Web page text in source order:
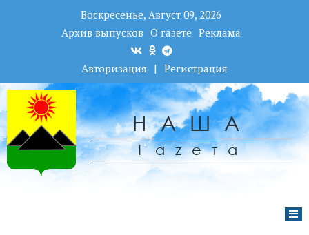
Воскресенье, Август 09, 2026
Архив выпусков О газете Реклама
Авторизация | Регистрация
НАША
Гаzета